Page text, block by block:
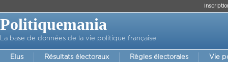
Politiquemania
La base de données de la vie politique française
Elus Résultats électoraux Règles électorales Vie